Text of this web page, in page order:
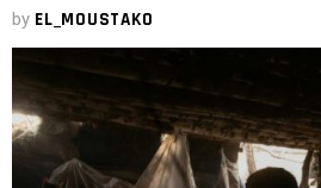
by EL_MOUSTAKO